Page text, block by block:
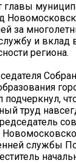
главы
за
и вклад
региона.
труд
службы